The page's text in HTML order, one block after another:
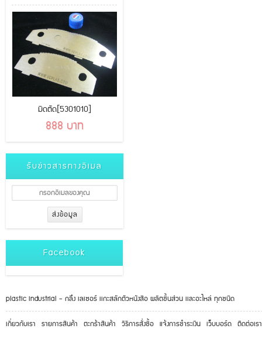
มีดตัด[5301010]
888 บาท
รับข่าวสารทางอีเมล
Facebook
plastic industrial - กลึง เลเซอร์ เเกะสลักตัวหนังสือ ผลิตชิ้นส่วน เเละอะไหล่ ทุกชนิด
เกี่ยวกับเรา รายการสินค้า ตะกร้าสินค้า วิธีการสั่งซื้อ แจ้งการชำระเงิน เว็บบอร์ด ติดต่อเรา